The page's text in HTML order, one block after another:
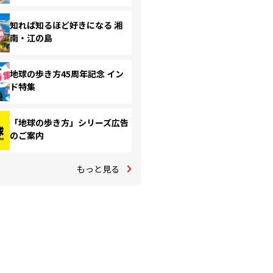
知れば知るほど好きになる 湘
南・江の島
地球の歩き方45周年記念 イン
ド特集
「地球の歩き方」シリーズ広告
のご案内
もっと見る